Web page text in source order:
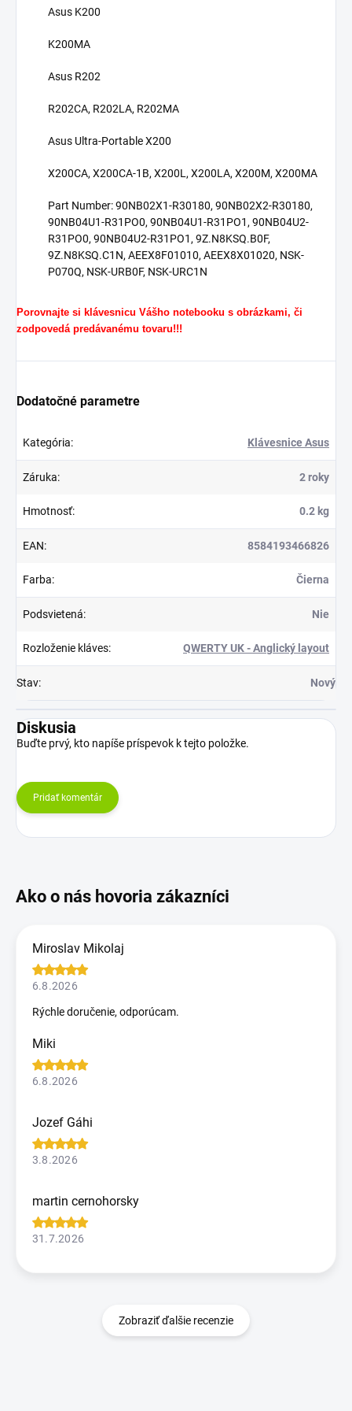
Asus K200
K200MA
Asus R202
R202CA, R202LA, R202MA
Asus Ultra-Portable X200
X200CA, X200CA-1B, X200L, X200LA, X200M, X200MA
Part Number: 90NB02X1-R30180, 90NB02X2-R30180,
90NB04U1-R31PO0, 90NB04U1-R31PO1, 90NB04U2-
R31PO0, 90NB04U2-R31PO1, 9Z.N8KSQ.B0F,
9Z.N8KSQ.C1N, AEEX8F01010, AEEX8X01020, NSK-
P070Q, NSK-URB0F, NSK-URC1N
Porovnajte si klávesnicu Vášho notebooku s obrázkami, či
zodpovedá predávanému tovaru!!!
Dodatočné parametre
Kategória: Klávesnice Asus
Záruka: 2 roky
Hmotnosť: 0.2 kg
EAN: 8584193466826
Farba: Čierna
Podsvietená: Nie
Rozloženie kláves: QWERTY UK - Anglický layout
Stav: Nový
Diskusia
Buďte prvý, kto napíše príspevok k tejto položke.
Pridať komentár
Miroslav Mikolaj
6.8.2026
Rýchle doručenie, odporúcam.
Miki
6.8.2026
Jozef Gáhi
3.8.2026
martin cernohorsky
31.7.2026
Zobraziť ďalšie recenzie